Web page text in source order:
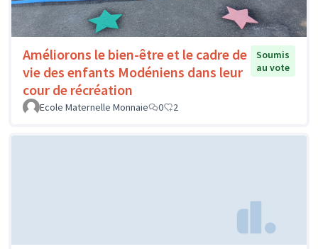
Améliorons le bien-être et le cadre de
vie des enfants Modéniens dans leur
cour de récréation
Soumis
au vote
Ecole Maternelle Monnaie 0 2